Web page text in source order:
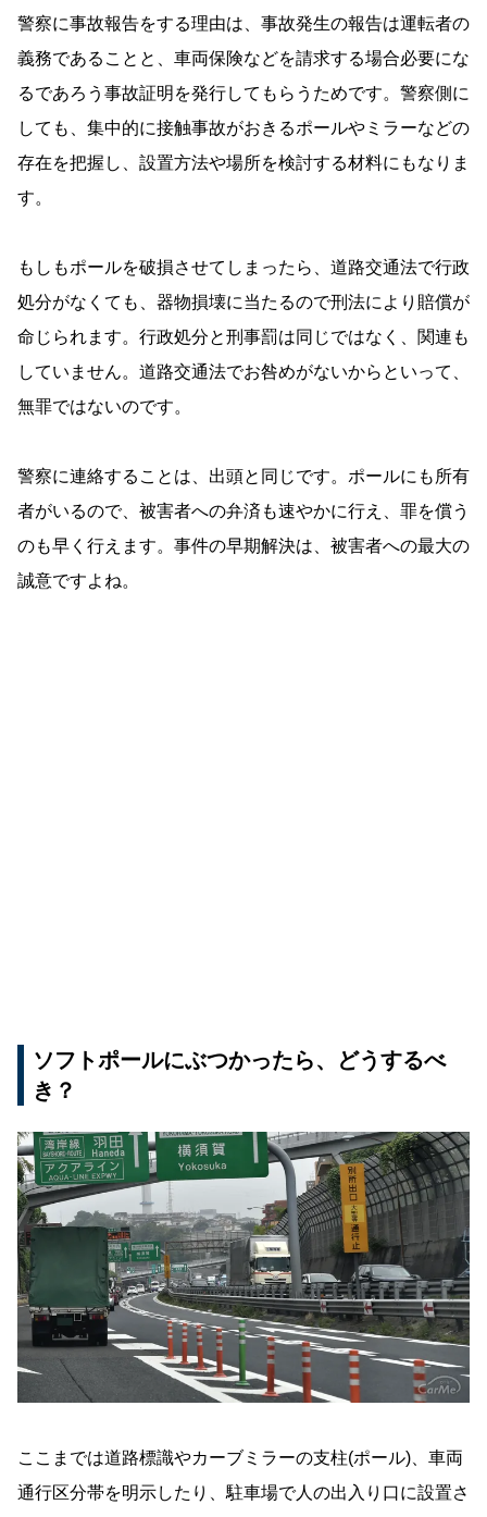
警察に事故報告をする理由は、事故発生の報告は運転者の
義務であることと、車両保険などを請求する場合必要にな
るであろう事故証明を発行してもらうためです。警察側に
しても、集中的に接触事故がおきるポールやミラーなどの
存在を把握し、設置方法や場所を検討する材料にもなりま
す。
もしもポールを破損させてしまったら、道路交通法で行政
処分がなくても、器物損壊に当たるので刑法により賠償が
命じられます。行政処分と刑事罰は同じではなく、関連も
していません。道路交通法でお咎めがないからといって、
無罪ではないのです。
警察に連絡することは、出頭と同じです。ポールにも所有
者がいるので、被害者への弁済も速やかに行え、罪を償う
のも早く行えます。事件の早期解決は、被害者への最大の
誠意ですよね。
ソフトポールにぶつかったら、どうするべ
き？
ここまでは道路標識やカーブミラーの支柱(ポール)、車両
通行区分帯を明示したり、駐車場で人の出入り口に設置さ